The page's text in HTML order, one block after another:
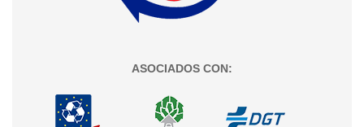
ASOCIADOS CON: